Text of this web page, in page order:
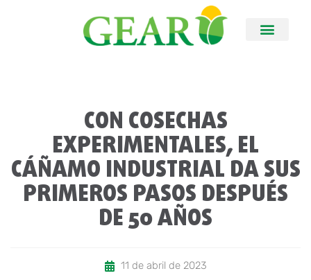
CON COSECHAS
EXPERIMENTALES, EL
CÁÑAMO INDUSTRIAL DA SUS
PRIMEROS PASOS DESPUÉS
DE 50 AÑOS
11 de abril de 2023